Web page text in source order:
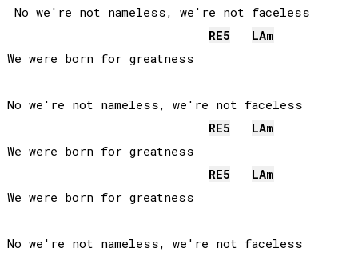
No we're not nameless, we're not faceless
RE5 LAm
We were born for greatness
No we're not nameless, we're not faceless
RE5 LAm
We were born for greatness
RE5 LAm
We were born for greatness
No we're not nameless, we're not faceless